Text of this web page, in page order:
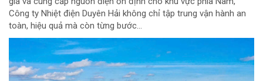
Công ty Nhiệt điện Duyên Hải không chỉ tập trung vận hành an
toàn, hiệu quả mà còn từng bước...